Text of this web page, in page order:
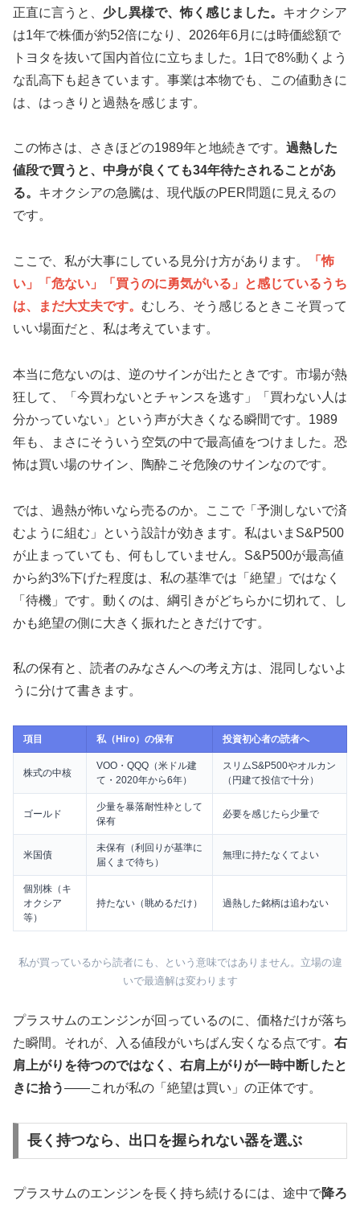
正直に言うと、 少し異様で、怖く感じました。 キオクシア
は1年で株価が約52倍になり、2026年6月には時価総額で
トヨタを抜いて国内首位に立ちました。1日で8%動くよう
な乱高下も起きています。事業は本物でも、この値動きに
は、はっきりと過熱を感じます。
この怖さは、さきほどの1989年と地続きです。 過熱した
値段で買うと、中身が良くても34年待たされることがあ
る。 キオクシアの急騰は、現代版のPER問題に見えるの
です。
ここで、私が大事にしている見分け方があります。
「怖
い」「危ない」「買うのに勇気がいる」と感じているうち
は、まだ大丈夫です。 むしろ、そう感じるときこそ買って
いい場面だと、私は考えています。
本当に危ないのは、逆のサインが出たときです。市場が熱
狂して、「今買わないとチャンスを逃す」「買わない人は
分かっていない」という声が大きくなる瞬間です。1989
年も、まさにそういう空気の中で最高値をつけました。恐
怖は買い場のサイン、陶酔こそ危険のサインなのです。
では、過熱が怖いなら売るのか。ここで「予測しないで済
むように組む」という設計が効きます。私はいまS&P500
が止まっていても、何もしていません。S&P500が最高値
から約3%下げた程度は、私の基準では「絶望」ではなく
「待機」です。動くのは、綱引きがどちらかに切れて、し
かも絶望の側に大きく振れたときだけです。
私の保有と、読者のみなさんへの考え方は、混同しないよ
うに分けて書きます。
項目 私（Hiro）の保有 投資初心者の読者へ
株式の中核
VOO・QQQ（米ドル建
て・2020年から6年）
スリムS&P500やオルカン
（円建て投信で十分）
ゴールド
少量を暴落耐性枠として
保有
必要を感じたら少量で
米国債
未保有（利回りが基準に
届くまで待ち）
無理に持たなくてよい
個別株（キ
オクシア
等）
持たない（眺めるだけ） 過熱した銘柄は追わない
私が買っているから読者にも、という意味ではありません。立場の違
いで最適解は変わります
プラスサムのエンジンが回っているのに、価格だけが落ち
た瞬間。それが、入る値段がいちばん安くなる点です。 右
肩上がりを待つのではなく、右肩上がりが一時中断したと
きに拾う——これが私の「絶望は買い」の正体です。
長く持つなら、出口を握られない器を選ぶ
プラスサムのエンジンを長く持ち続けるには、途中で降ろ